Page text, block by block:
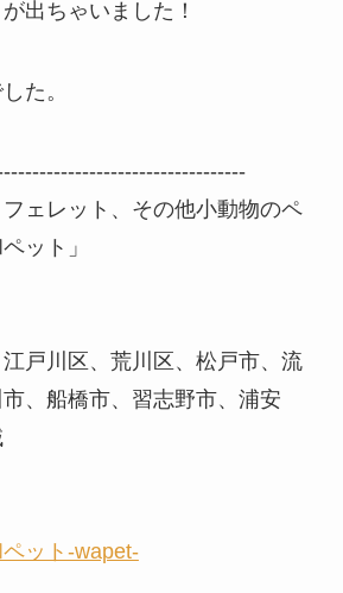
出ちゃいました！
た。
ェレット、その他小動物のペ
ット」
戸川区、荒川区、松戸市、流
、船橋市、習志野市、浦安
ット-wapet-